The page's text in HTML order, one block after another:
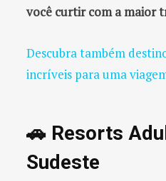
você curtir com a maior
Descubra também
incríveis para uma
🚗 Resorts
Sudeste